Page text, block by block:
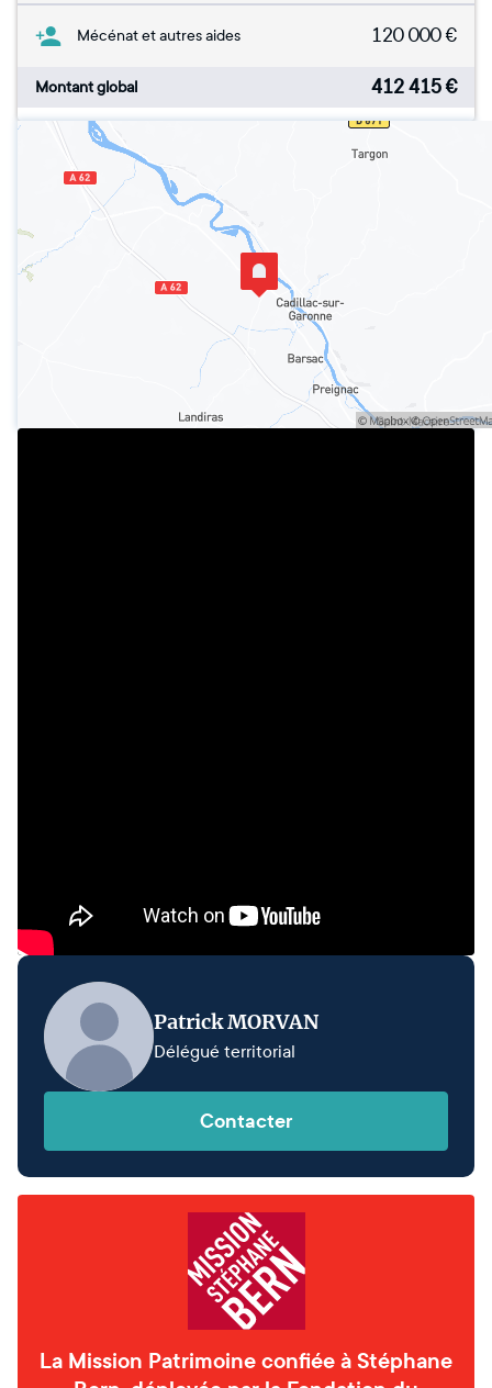
Mécénat et autres aides 120 000€
Montant global 412 415€
Patrick MORVAN
Délégué territorial
Contacter
La Mission Patrimoine confiée à Stéphane